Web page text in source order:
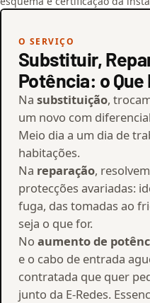
O SERVIÇO
Substituir,
Potência: o Que
Na substituição,
um novo com
Meio dia a um dia de
habitações.
Na reparação,
protecções avariadas:
fuga, das tomadas ao
seja o que for.
No aumento de
e o cabo de entrada
contratada que quer
junto da E-Redes.